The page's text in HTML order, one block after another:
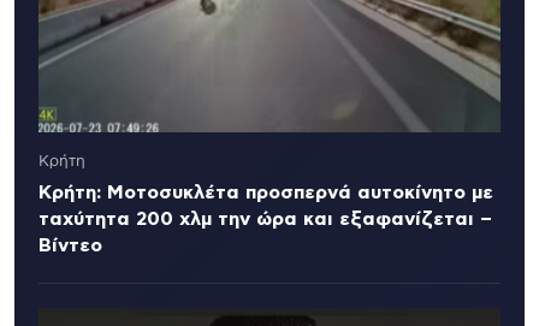
Κρήτη
Κρήτη: Μοτοσυκλέτα προσπερνά αυτοκίνητο με
ταχύτητα 200 χλμ την ώρα και εξαφανίζεται –
Βίντεο